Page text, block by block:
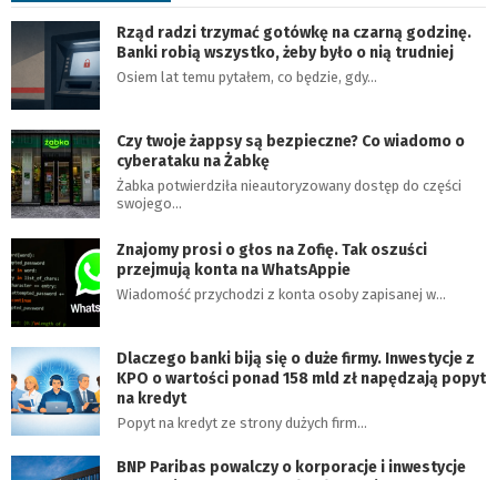
Rząd radzi trzymać gotówkę na czarną godzinę.
Banki robią wszystko, żeby było o nią trudniej
Osiem lat temu pytałem, co będzie, gdy…
Czy twoje żappsy są bezpieczne? Co wiadomo o
cyberataku na Żabkę
Żabka potwierdziła nieautoryzowany dostęp do części
swojego…
Znajomy prosi o głos na Zofię. Tak oszuści
przejmują konta na WhatsAppie
Wiadomość przychodzi z konta osoby zapisanej w…
Dlaczego banki biją się o duże firmy. Inwestycje z
KPO o wartości ponad 158 mld zł napędzają popyt
na kredyt
Popyt na kredyt ze strony dużych firm…
BNP Paribas powalczy o korporacje i inwestycje